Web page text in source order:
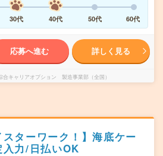
30代 40代 50代 60代
応募へ進む 詳しく見る
合キャリアオプション 製造事業部（全国）
スターワーク！】海底ケー
力/日払いOK